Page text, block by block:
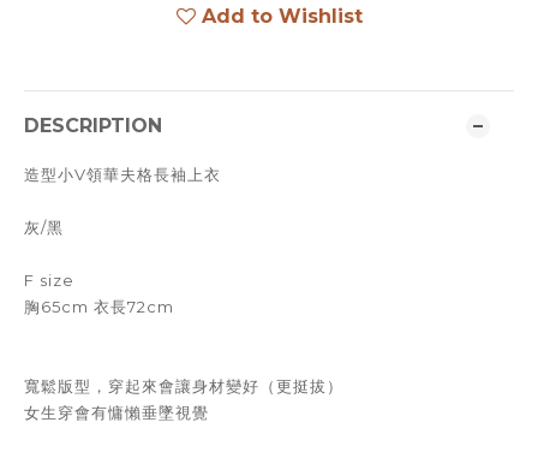
Add to Wishlist
DESCRIPTION
造型小V領華夫格長袖上衣
灰/黑
F size
胸65cm 衣長72cm
寬鬆版型，穿起來會讓身材變好（更挺拔）
女生穿會有慵懶垂墜視覺